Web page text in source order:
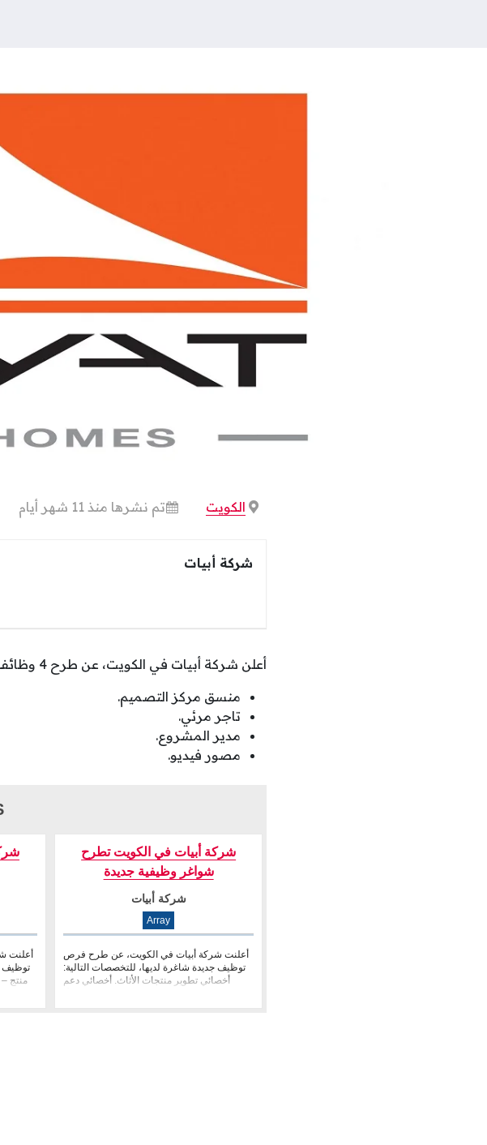
الكويت تم نشرها منذ 11 شهر أيام
شركة أبيات
أعلن شركة أبيات في الكويت، عن طرح 4 وظائف شاغرة لديها، للتخصصات التالية:
منسق مركز التصميم.
تاجر مرئي.
مدير المشروع.
مصور فيديو.
شركة أبيات في الكويت تطرح
شواغر وظيفية جديدة
شركة أبيات
Array
أعلنت شركة أبيات في الكويت، عن طرح فرص
توظيف جديدة شاغرة لديها، للتخصصات التالية:
أخصائي تطوير منتجات الأثاث. أخصائي دعم
أعلنت
توظيف
منتج